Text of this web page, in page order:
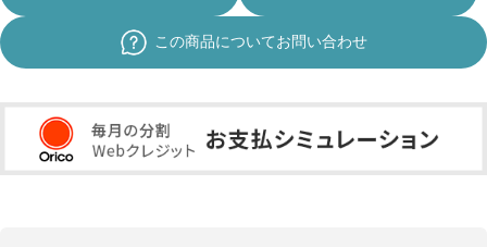
この商品についてお問い合わせ